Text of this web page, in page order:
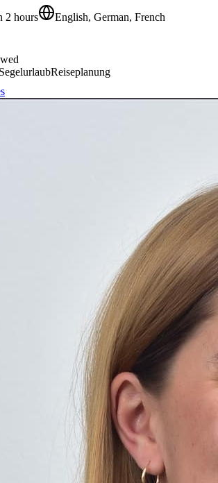
2 hours English, German, French
SegelurlaubReiseplanung